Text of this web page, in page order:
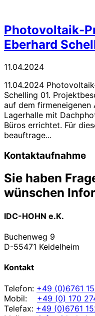
Photovoltaik-
Eberhard
11.04.2024
11.04.2024
Schelling 01.
auf dem firmeneigenen
Lagerhalle mit
Büros errichtet. Für
beauftrage...
Kontaktaufnahme
Sie haben
wünschen
IDC-HOHN e.K.
Buchenweg 9
D-55471 Keidelheim
Kontakt
Telefon: +49 (0)6761
Mobil: +49 (0) 170
Telefax: +49 (0)6761